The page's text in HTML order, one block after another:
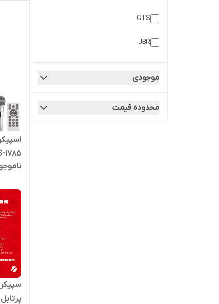
GTS
JBR
ان دی آر
موجودی
محدوده قیمت
ریموت